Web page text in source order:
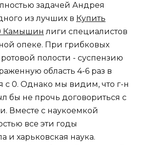
задачей Андрея
из лучших в Купить
Камышин лиги специалистов
опеке. При грибковых
полости - суспензию
область 4-6 раз в
с 0. Однако мы видим, что г-н
бы не прочь договориться с
Вместе с наукоемкой
все эти годы
и харьковская наука.